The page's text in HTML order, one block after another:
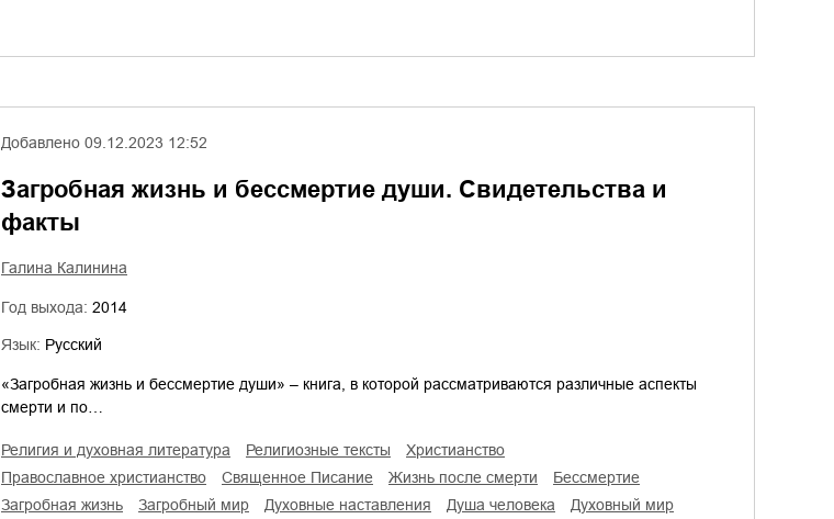
Добавлено 09.12.2023 12:52
Загробная жизнь и бессмертие души. Свидетельства и
факты
Галина Калинина
Год выхода: 2014
Язык: Русский
«Загробная жизнь и бессмертие души» – книга, в которой рассматриваются различные аспекты
смерти и по…
религия и духовная литература религиозные тексты
христианство
православное христианство
Священное Писание жизнь после смерти
бессмертие
загробная жизнь
загробный мир духовные наставления душа человека духовный мир